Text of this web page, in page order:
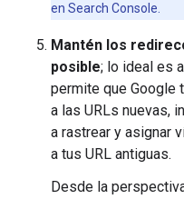
en Search Console.
Mantén los
posible; lo ideal es
permite que Google
a las URLs nuevas,
a rastrear y asignar
a tus URL antiguas.
Desde la